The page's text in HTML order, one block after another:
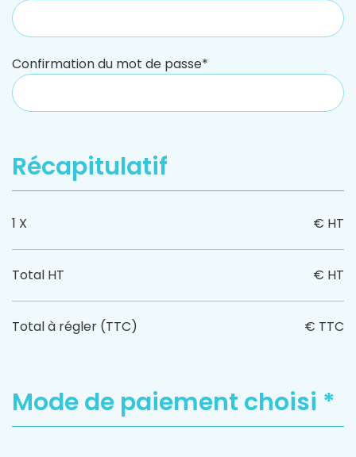
Confirmation du mot de passe*
Récapitulatif
1 X € HT
Total HT € HT
Total à régler (TTC) € TTC
Mode de paiement choisi *